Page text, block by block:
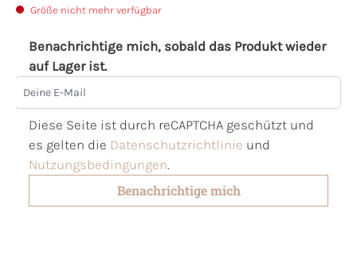
Größe nicht mehr verfügbar
Benachrichtige mich, sobald das Produkt wieder
auf Lager ist.
Deine E-Mail
Diese Seite ist durch reCAPTCHA geschützt und
es gelten die Datenschutzrichtlinie und
Nutzungsbedingungen.
Benachrichtige mich